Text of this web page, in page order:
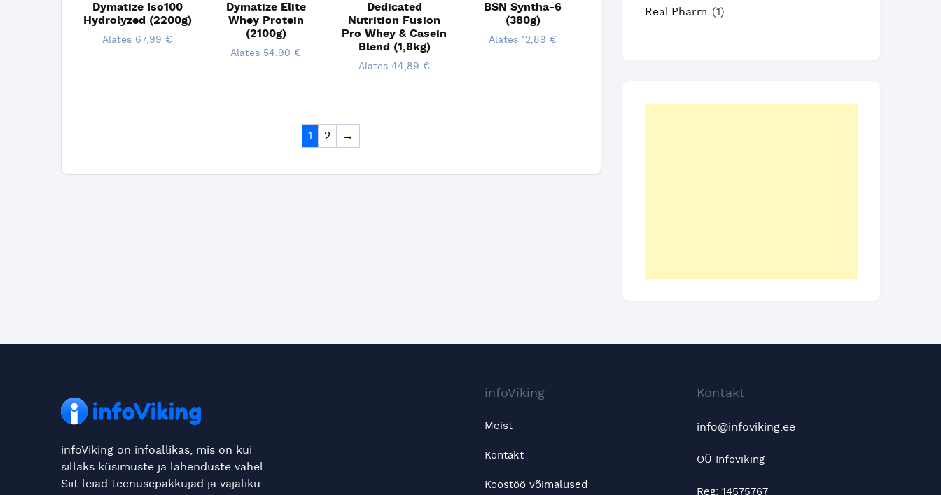
Dymatize Iso100
Hydrolyzed (2200g)
Alates 67,99 €
Dymatize Elite
Whey Protein
(2100g)
Alates 54,90 €
Dedicated
Nutrition Fusion
Pro Whey & Casein
Blend (1,8kg)
Alates44,89 €
BSN Syntha-6
(380g)
Alates 12,89 €
1 2 →
Real Pharm (1)
infoViking on infoallikas, mis on kui
sillaks küsimuste ja lahenduste vahel.
Siit leiad teenusepakkujad ja vajaliku
infoViking
Meist
Kontakt
Koostöö võimalused
Kontakt
info@infoviking.ee
OÜ Infoviking
Reg: 14575767